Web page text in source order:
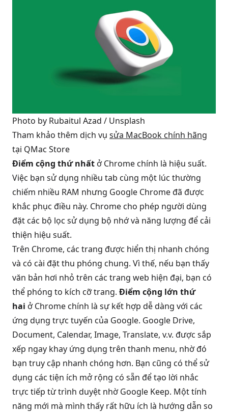
Photo by Rubaitul Azad / Unsplash
Tham khảo thêm dịch vụ sửa MacBook chính hãng
tại QMac Store
Điểm cộng thứ nhất ở Chrome chính là hiệu suất.
Việc bạn sử dụng nhiều tab cùng một lúc thường
chiếm nhiều RAM nhưng Google Chrome đã được
khắc phục điều này. Chrome cho phép người dùng
đặt các bộ lọc sử dụng bộ nhớ và năng lượng để cải
thiện hiệu suất.
Trên Chrome, các trang được hiển thị nhanh chóng
và có cài đặt thu phóng chung. Vì thế, nếu bạn thấy
văn bản hơi nhỏ trên các trang web hiện đại, bạn có
thể phóng to kích cỡ trang. Điểm cộng lớn thứ
hai ở Chrome chính là sự kết hợp dễ dàng với các
ứng dụng trực tuyến của Google. Google Drive,
Document, Calendar, Image, Translate, v.v. được sắp
xếp ngay khay ứng dụng trên thanh menu, nhờ đó
bạn truy cập nhanh chóng hơn. Bạn cũng có thể sử
dụng các tiện ích mở rộng có sẵn để tạo lời nhắc
trực tiếp từ trình duyệt nhờ Google Keep. Một tính
năng mới mà mình thấy rất hữu ích là hướng dẫn so